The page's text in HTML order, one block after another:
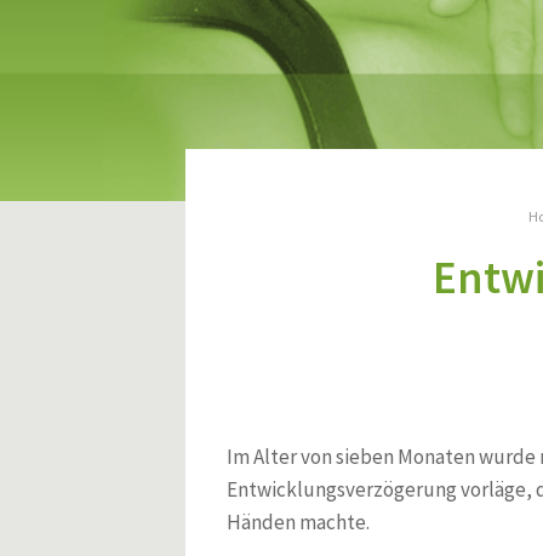
Was ist Osteopathie?
Stumpfes Bauchtrauma
Bauchkrämpfe nach Tumorentfernung
Behandlung bei beningner Prostatahyperplasie
Im Alter von sieben Monaten
Entwicklungsverzögerung vorläge,
Händen machte.